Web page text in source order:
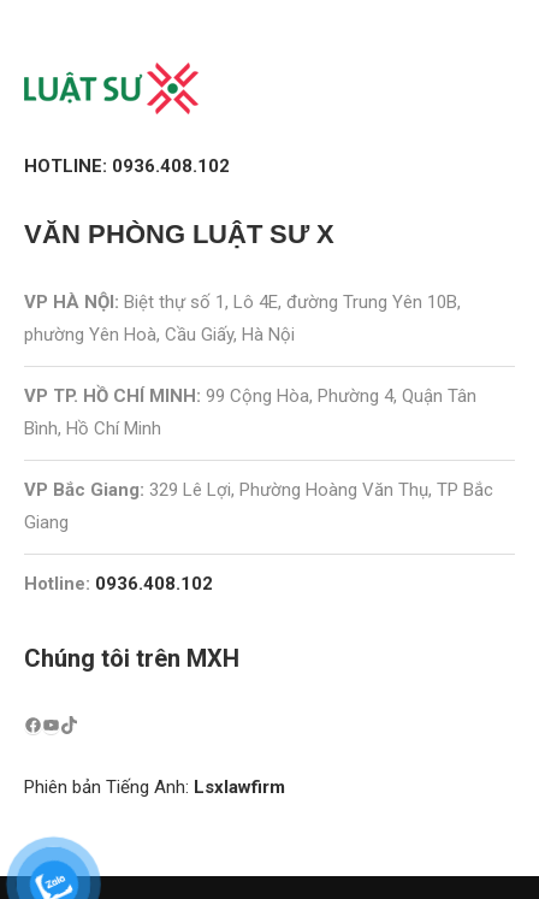
HOTLINE: 0936.408.102
VĂN PHÒNG LUẬT SƯ X
VP HÀ NỘI: Biệt thự số 1, Lô 4E, đường Trung Yên 10B,
phường Yên Hoà, Cầu Giấy, Hà Nội
VP TP. HỒ CHÍ MINH: 99 Cộng Hòa, Phường 4, Quận Tân
Bình, Hồ Chí Minh
VP Bắc Giang: 329 Lê Lợi, Phường Hoàng Văn Thụ, TP Bắc
Giang
Hotline: 0936.408.102
Chúng tôi trên MXH
Phiên bản Tiếng Anh: Lsxlawfirm